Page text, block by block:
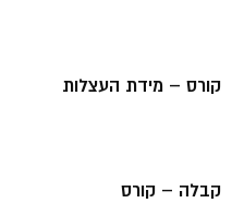
קורס – מידת העצלות
קבלה – קורס